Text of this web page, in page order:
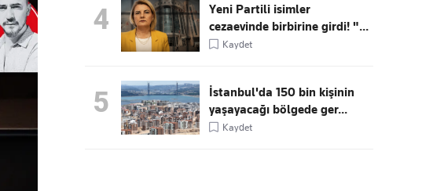
4
Yeni Partili isimler
cezaevinde birbirine girdi! "...
Kaydet
5
İstanbul'da 150 bin kişinin
yaşayacağı bölgede ger...
Kaydet